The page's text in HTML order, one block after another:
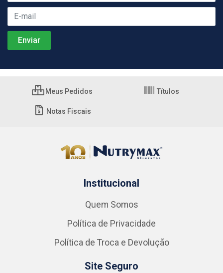
Meus Pedidos Títulos
Notas Fiscais
Institucional
Quem Somos
Política de Privacidade
Política de Troca e Devolução
Site Seguro